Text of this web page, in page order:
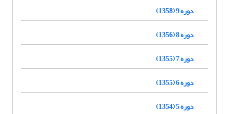
دوره 9 (1358)
دوره 8 (1356)
دوره 7 (1355)
دوره 6 (1355)
دوره 5 (1354)